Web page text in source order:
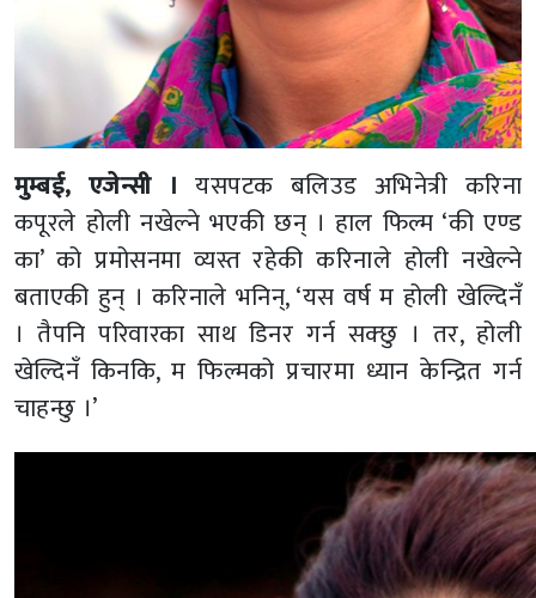
मुम्बई, एजेन्सी । यसपटक बलिउड अभिनेत्री करिना
कपूरले होली नखेल्ने भएकी छन् । हाल फिल्म ‘की एण्ड
का’ को प्रमोसनमा व्यस्त रहेकी करिनाले होली नखेल्ने
बताएकी हुन् । करिनाले भनिन्, ‘यस वर्ष म होली खेल्दिनँ
। तैपनि परिवारका साथ डिनर गर्न सक्छु । तर, होली
खेल्दिनँ किनकि, म फिल्मको प्रचारमा ध्यान केन्द्रित गर्न
चाहन्छु ।’